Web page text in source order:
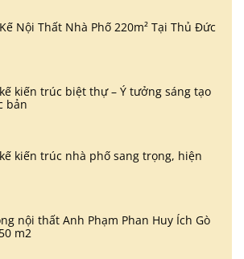
Nội Thất Nhà Phố 220m² Tại Thủ Đức
kiến trúc biệt thự – Ý tưởng sáng tạo
bản
kiến trúc nhà phố sang trọng, hiện
nội thất Anh Phạm Phan Huy Ích Gò
m2